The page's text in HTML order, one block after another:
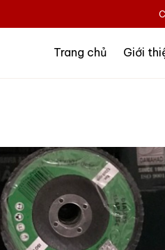
Trang chủ Giới